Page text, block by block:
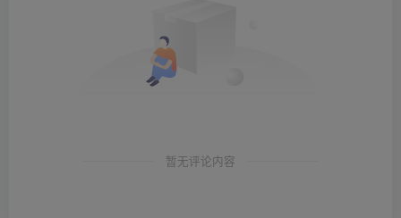
暂无评论内容